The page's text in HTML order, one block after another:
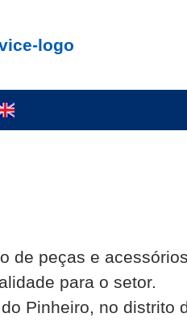
de peças e
para o setor.
Pinheiro, no